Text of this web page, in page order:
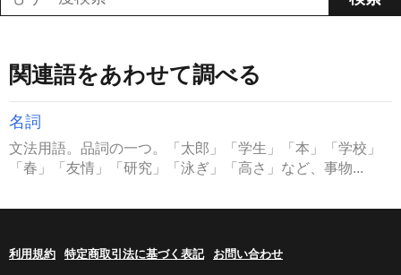
関連語をあわせて調べる
名詞
文法用語。品詞の一つ。「太郎」「学生」「本」「学校」
「春」「友情」「研究」「泳ぎ」「高さ」など、事物...
利用規約 特定商取引法に基づく表記 お問い合わせ